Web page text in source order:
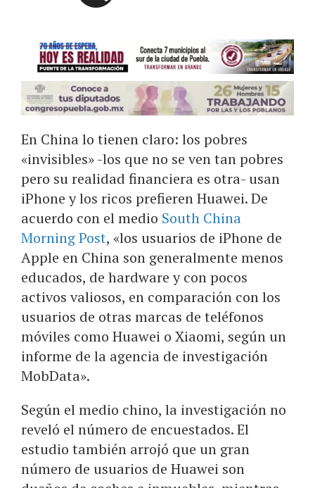
En China lo tienen claro: los pobres
«invisibles» -los que no se ven tan pobres
pero su realidad financiera es otra- usan
iPhone y los ricos prefieren Huawei. De
acuerdo con el medio South China
Morning Post, «los usuarios de iPhone de
Apple en China son generalmente menos
educados, de hardware y con pocos
activos valiosos, en comparación con los
usuarios de otras marcas de teléfonos
móviles como Huawei o Xiaomi, según un
informe de la agencia de investigación
MobData».
Según el medio chino, la investigación no
reveló el número de encuestados. El
estudio también arrojó que un gran
número de usuarios de Huawei son